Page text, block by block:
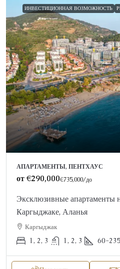
ИНВЕСТИЦИОННАЯ ВОЗМОЖНОСТЬ
АПАРТАМЕНТЫ, ПЕНТХАУС
от€290,000€735,000/до
Эксклюзивные апартаменты
Каргыджаке, Аланья
Каргыджак
1, 2, 3 1, 2, 3 60-235